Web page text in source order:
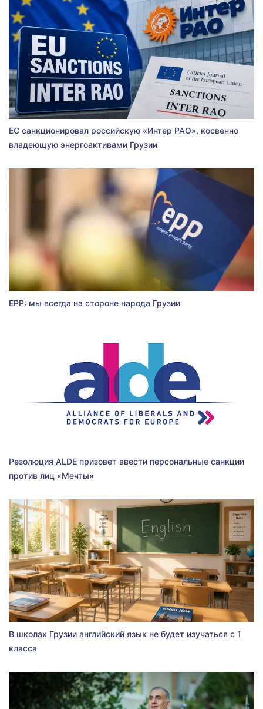
ЕС санкционировал российскую «Интер РАО», косвенно
владеющую энергоактивами Грузии
EPP: мы всегда на стороне народа Грузии
Резолюция ALDE призовет ввести персональные санкции
против лиц «Мечты»
В школах Грузии английский язык не будет изучаться с 1
класса